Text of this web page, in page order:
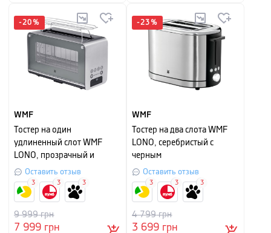
-20 %
WMF
Тостер на один
удлиненный слот WMF
LONO, прозрачный и
серебристый матовый
Оставить отзыв
7 999 грн
9 999грн
3 3 3
-23 %
WMF
Тостер на два слота WMF
LONO, серебристый с
черным
Оставить отзыв
3 699 грн
4 799грн
3 3 3